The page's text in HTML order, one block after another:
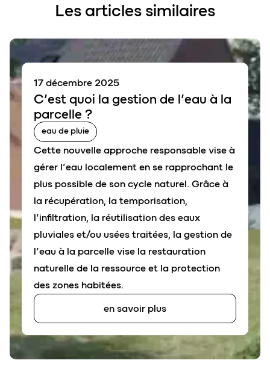
Les articles similaires
C’est quoi la gestion de l’eau à la
parcelle ?
17 décembre 2025
eau de pluie
Cette nouvelle approche responsable vise à
gérer l’eau localement en se rapprochant le
plus possible de son cycle naturel. Grâce à
la récupération, la temporisation,
l’infiltration, la réutilisation des eaux
pluviales et/ou usées traitées, la gestion de
l’eau à la parcelle vise la restauration
naturelle de la ressource et la protection
des zones habitées.
en savoir plus